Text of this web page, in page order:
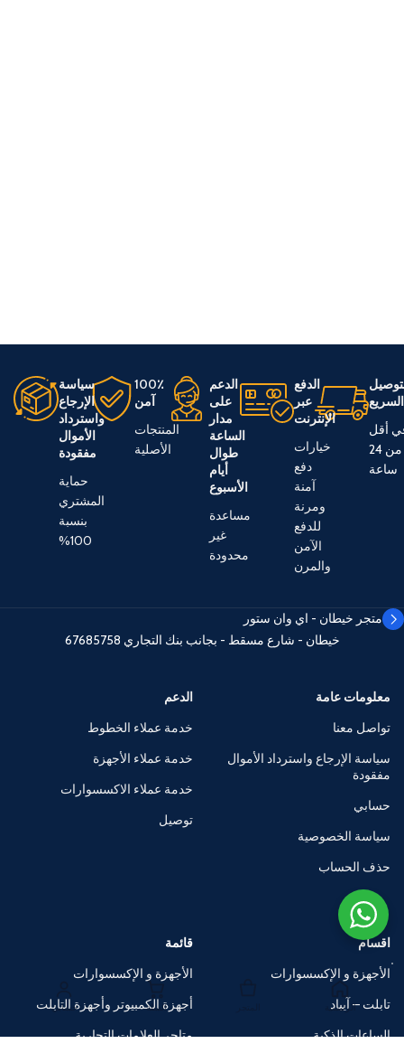
السريع
أقل
من 24
ساعة
الدفع
عبر
الإنترنت
خيارات
دفع
آمنة
ومرنة
للدفع
الآمن
والمرن
الدعم
على
مدار
الساعة
طوال
أيام
الأسبوع
مساعدة
غير
محدودة
100٪
آمن
المنتجات
الأصلية
سياسة
الإرجاع
واسترداد
الأموال
مفقودة
حماية
المشتري
بنسبة
100%
متجر خيطان - اي وان ستور
خيطان - شارع مسقط - بجانب بنك التجاري 67685758
معلومات عامة
تواصل معنا
سياسة الإرجاع واسترداد الأموال
مفقودة
حسابي
سياسة الخصوصية
حذف الحساب
الدعم
خدمة عملاء الخطوط
خدمة عملاء الأجهزة
خدمة عملاء الاكسسوارات
توصيل
اقسام
الأجهزة و الإكسسوارات
تابلت – آيباد
الساعات الذكية
قائمة
الأجهزة و الإكسسوارات
أجهزة الكمبيوتر وأجهزة التابلت
متاجر العلامات التجارية
الرئيسية السلة حسابي